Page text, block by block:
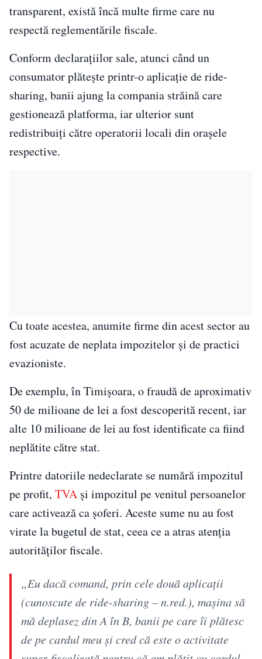
transparent, există încă multe firme care nu
respectă reglementările fiscale.
Conform declarațiilor sale, atunci când un
consumator plătește printr-o aplicație de ride-
sharing, banii ajung la compania străină care
gestionează platforma, iar ulterior sunt
redistribuiți către operatorii locali din orașele
respective.
Cu toate acestea, anumite firme din acest sector au
fost acuzate de neplata impozitelor și de practici
evazioniste.
De exemplu, în Timișoara, o fraudă de aproximativ
50 de milioane de lei a fost descoperită recent, iar
alte 10 milioane de lei au fost identificate ca fiind
neplătite către stat.
Printre datoriile nedeclarate se numără impozitul
pe profit, TVA și impozitul pe venitul persoanelor
care activează ca șoferi. Aceste sume nu au fost
virate la bugetul de stat, ceea ce a atras atenția
autorităților fiscale.
„Eu dacă comand, prin cele două aplicații
(cunoscute de ride-sharing – n.red.), mașina să
mă deplasez din A în B, banii pe care îi plătesc
de pe cardul meu și cred că este o activitate